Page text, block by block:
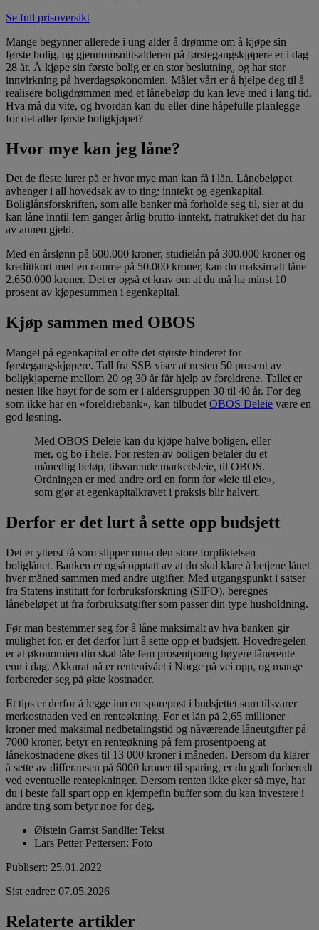
Se full prisoversikt
Mange begynner allerede i ung alder å drømme om å kjøpe sin
første bolig, og gjennomsnittsalderen på førstegangskjøpere er i dag
28 år. Å kjøpe sin første bolig er en stor beslutning, og har stor
innvirkning på hverdagsøkonomien. Målet vårt er å hjelpe deg til å
realisere boligdrømmen med et lånebeløp du kan leve med i lang tid.
Hva må du vite, og hvordan kan du eller dine håpefulle planlegge
for det aller første boligkjøpet?
Hvor mye kan jeg låne?
Det de fleste lurer på er hvor mye man kan få i lån. Lånebeløpet
avhenger i all hovedsak av to ting: inntekt og egenkapital.
Boliglånsforskriften, som alle banker må forholde seg til, sier at du
kan låne inntil fem ganger årlig brutto-inntekt, fratrukket det du har
av annen gjeld.
Med en årslønn på 600.000 kroner, studielån på 300.000 kroner og
kredittkort med en ramme på 50.000 kroner, kan du maksimalt låne
2.650.000 kroner. Det er også et krav om at du må ha minst 10
prosent av kjøpesummen i egenkapital.
Kjøp sammen med OBOS
Mangel på egenkapital er ofte det største hinderet for
førstegangskjøpere. Tall fra SSB viser at nesten 50 prosent av
boligkjøperne mellom 20 og 30 år får hjelp av foreldrene. Tallet er
nesten like høyt for de som er i aldersgruppen 30 til 40 år. For deg
som ikke har en «foreldrebank», kan tilbudet OBOS Deleie være en
god løsning.
Med OBOS Deleie kan du kjøpe halve boligen, eller
mer, og bo i hele. For resten av boligen betaler du et
månedlig beløp, tilsvarende markedsleie, til OBOS.
Ordningen er med andre ord en form for «leie til eie»,
som gjør at egenkapitalkravet i praksis blir halvert.
Derfor er det lurt å sette opp budsjett
Det er ytterst få som slipper unna den store forpliktelsen –
boliglånet. Banken er også opptatt av at du skal klare å betjene lånet
hver måned sammen med andre utgifter. Med utgangspunkt i satser
fra Statens institutt for forbruksforskning (SIFO), beregnes
lånebeløpet ut fra forbruksutgifter som passer din type husholdning.
Før man bestemmer seg for å låne maksimalt av hva banken gir
mulighet for, er det derfor lurt å sette opp et budsjett. Hovedregelen
er at økonomien din skal tåle fem prosentpoeng høyere lånerente
enn i dag. Akkurat nå er rentenivået i Norge på vei opp, og mange
forbereder seg på økte kostnader.
Et tips er derfor å legge inn en sparepost i budsjettet som tilsvarer
merkostnaden ved en renteøkning. For et lån på 2,65 millioner
kroner med maksimal nedbetalingstid og nåværende låneutgifter på
7000 kroner, betyr en renteøkning på fem prosentpoeng at
lånekostnadene økes til 13 000 kroner i måneden. Dersom du klarer
å sette av differansen på 6000 kroner til sparing, er du godt forberedt
ved eventuelle renteøkninger. Dersom renten ikke øker så mye, har
du i beste fall spart opp en kjempefin buffer som du kan investere i
andre ting som betyr noe for deg.
Øistein Gamst Sandlie: Tekst
Lars Petter Pettersen: Foto
Publisert: 25.01.2022
Sist endret: 07.05.2026
Relaterte artikler